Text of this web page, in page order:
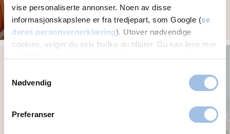
vise personaliserte annonser. Noen av disse
informasjonskapslene er fra tredjepart, som Google (se
deres personvernerklæring). Utover nødvendige
cookies, velger du selv hvilke du tillater. Du kan lese mer
Nødvendig
Preferanser
Ufrivillig barnløshet og